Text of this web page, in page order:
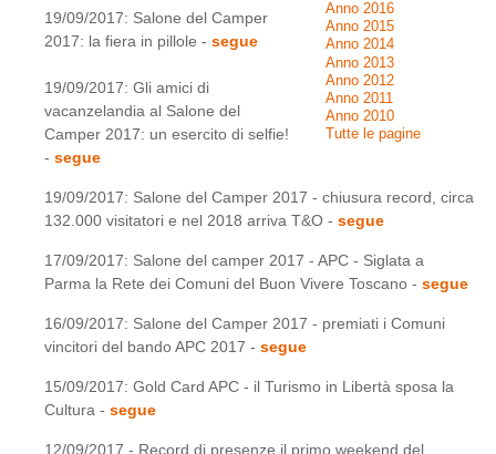
Anno 2016
Anno 2015
Anno 2014
Anno 2013
Anno 2012
Anno 2011
Anno 2010
Tutte le pagine
19/09/2017: Salone del Camper
2017: la fiera in pillole - segue
19/09/2017: Gli amici di
vacanzelandia al Salone del
Camper 2017: un esercito di selfie!
- segue
19/09/2017: Salone del Camper 2017 - chiusura record, circa
132.000 visitatori e nel 2018 arriva T&O - segue
17/09/2017: Salone del camper 2017 - APC - Siglata a
Parma la Rete dei Comuni del Buon Vivere Toscano - segue
16/09/2017: Salone del Camper 2017 - premiati i Comuni
vincitori del bando APC 2017 - segue
15/09/2017: Gold Card APC - il Turismo in Libertà sposa la
Cultura - segue
12/09/2017 - Record di presenze il primo weekend del